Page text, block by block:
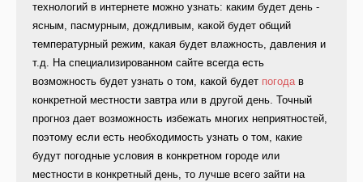
технологий в интернете можно узнать: каким будет день -
ясным, пасмурным, дождливым, какой будет общий
температурный режим, какая будет влажность, давления и
т.д. На специализированном сайте всегда есть
возможность будет узнать о том, какой будет погодав
конкретной местности завтра или в другой день. Точный
прогноз дает возможность избежать многих неприятностей,
поэтому если есть необходимость узнать о том, какие
будут погодные условия в конкретном городе или
местности в конкретный день, то лучше всего зайти на